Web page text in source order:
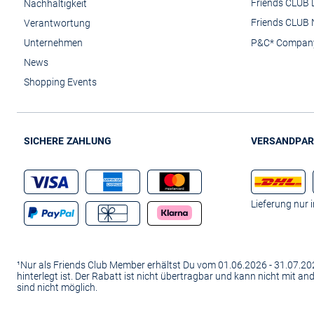
Nachhaltigkeit
Verantwortung
Unternehmen
News
Shopping Events
Friends CLUB
Friends CLUB
P&C*
SICHERE ZAHLUNG
Lieferung nur
¹Nur als Friends Club Member erhältst Du vom 01.06.2026 -
hinterlegt ist. Der Rabatt ist nicht übertragbar und kann nicht mit
sind nicht möglich.